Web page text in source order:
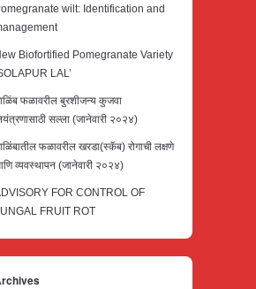
wilt: Identification and
Biofortified Pomegranate Variety
LAL’
फळावरील बुरशीजन्य कुजवा
सल्ला (जानेवारी २०२४)
फळावरील खरडा(स्कॅब) रोगाची लक्षणे
व्यवस्थापन (जानेवारी २०२४)
FOR CONTROL OF
FRUIT ROT